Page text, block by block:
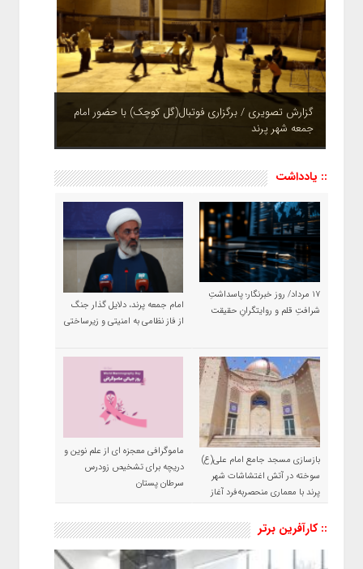
گزارش تصویری / برگزاری فوتبال(گل کوچک) با حضور امام
جمعه شهر پرند
چشم نوازی بوستان های شهر پرند در فصل بهار + تصاویر
:: یادداشت
۱۷ مرداد/ روز خبرنگار؛ پاسداشتِ
شرافتِ قلم و روایتگرانِ حقیقت
امام جمعه پرند، دلایل گذار جنگ
از فاز نظامی به امنیتی و زیرساختی
بازسازی مسجد جامع امام علی(ع)
سوخته در آتش اغتشاشات شهر
پرند با معماری منحصربه‌فرد آغاز
ماموگرافی معجزه ای از علم نوین و
دریچه برای تشخیص زودرس
سرطان پستان
:: کارآفرین برتر